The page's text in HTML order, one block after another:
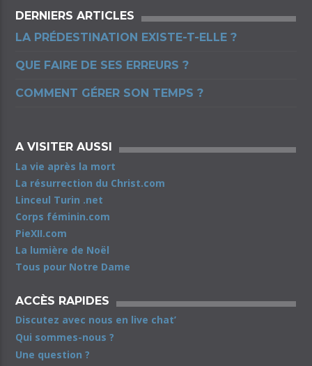
DERNIERS ARTICLES
LA PRÉDESTINATION EXISTE-T-ELLE ?
QUE FAIRE DE SES ERREURS ?
COMMENT GÉRER SON TEMPS ?
A VISITER AUSSI
La vie après la mort
La résurrection du Christ.com
Linceul Turin .net
Corps féminin.com
PieXII.com
La lumière de Noël
Tous pour Notre Dame
ACCÈS RAPIDES
Discutez avec nous en live chat’
Qui sommes-nous ?
Une question ?